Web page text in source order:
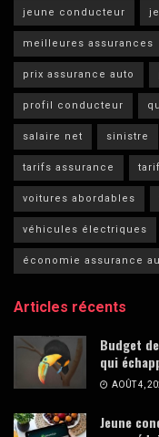
jeune conducteur
meilleures assurances
prix assurance auto
profil conducteur
salaire net sinistre
tarifs assurance
voitures abordables
véhicules électriques
économie assurance
Articles récents
Budget
qui
AOÛT 4,
Jeune